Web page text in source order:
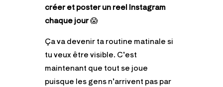
créer et poster un reel Instagram
chaque jour😱
Ça va devenir ta routine matinale si
tu veux être visible. C’est
maintenant que tout se joue
puisque les gens n’arrivent pas par